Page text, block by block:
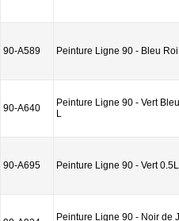
90-A589 Peinture Ligne 90 - Bleu
90-A640
Peinture Ligne 90 - Vert
L
90-A695 Peinture Ligne 90 - Vert 0.5L
Peinture Ligne 90 - Noir de